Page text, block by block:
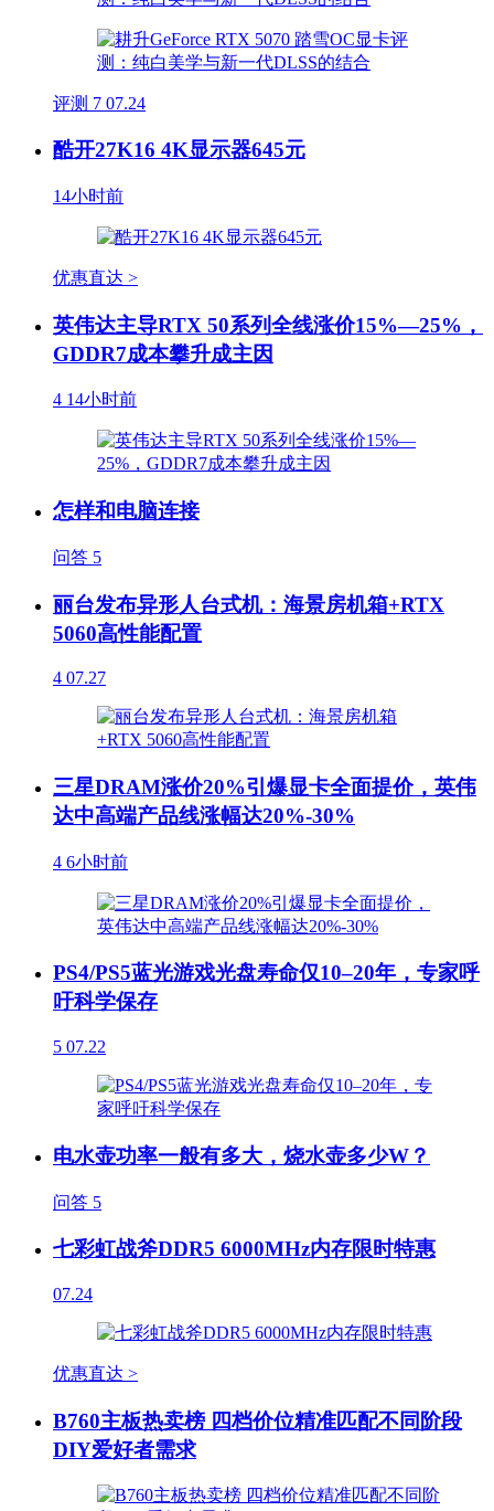
评测 7 07.24
酷开27K16 4K显示器645元
14小时前
优惠直达 >
英伟达主导RTX 50系列全线涨价15%—25%，
GDDR7成本攀升成主因
4 14小时前
怎样和电脑连接
问答 5
丽台发布异形人台式机：海景房机箱+RTX
5060高性能配置
4 07.27
三星DRAM涨价20%引爆显卡全面提价，英伟
达中高端产品线涨幅达20%-30%
4 6小时前
PS4/PS5蓝光游戏光盘寿命仅10–20年，专家呼
吁科学保存
5 07.22
电水壶功率一般有多大，烧水壶多少W？
问答 5
七彩虹战斧DDR5 6000MHz内存限时特惠
07.24
优惠直达 >
B760主板热卖榜 四档价位精准匹配不同阶段
DIY爱好者需求